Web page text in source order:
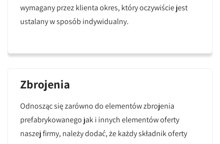
wymagany przez klienta okres, który oczywiście jest
ustalany w sposób indywidualny.
Zbrojenia
Odnosząc się zarówno do elementów zbrojenia
prefabrykowanego jak i innych elementów oferty
naszej firmy, należy dodać, że każdy składnik oferty